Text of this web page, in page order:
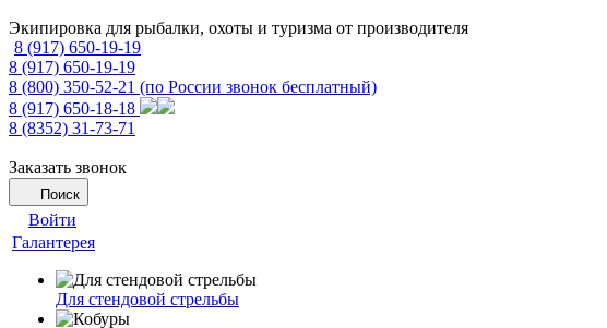
Экипировка для рыбалки, охоты и туризма от производителя
8 (917) 650-19-19
8 (917) 650-19-19
8 (800) 350-52-21 (по России звонок бесплатный)
8 (917) 650-18-18
8 (8352) 31-73-71
Заказать звонок
Поиск
Войти
Галантерея
Для стендовой стрельбы